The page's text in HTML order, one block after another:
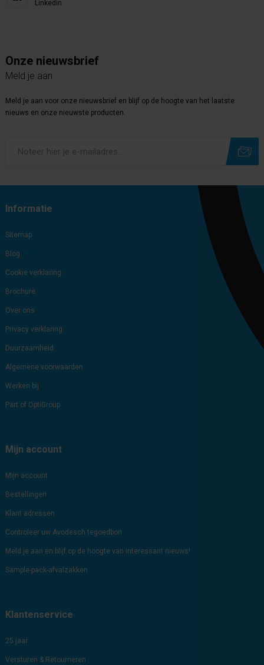
Linkedin
Onze nieuwsbrief
Meld je aan
Meld je aan voor onze nieuwsbrief en blijf op de hoogte van het laatste
nieuws en onze nieuwste producten.
Informatie
Sitemap
Blog
Cookie verklaring
Brochure
Over ons
Privacy verklaring
Duurzaamheid
Algemene voorwaarden
Werken bij
Part of OptiGroup
Mijn account
Mijn account
Bestellingen
Klant adressen
Controleer uw Avodesch tegoedbon
Meld je aan en blijf op de hoogte van interessant nieuws!
Sample-pack-afvalzakken
Klantenservice
25 jaar
Versturen & Retourneren